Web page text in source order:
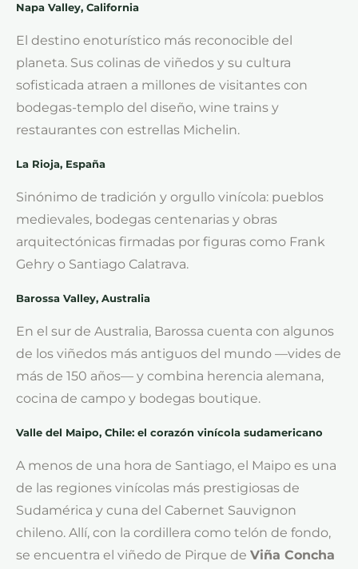
Napa Valley, California
El destino enoturístico más reconocible del
planeta. Sus colinas de viñedos y su cultura
sofisticada atraen a millones de visitantes con
bodegas-templo del diseño, wine trains y
restaurantes con estrellas Michelin.
La Rioja, España
Sinónimo de tradición y orgullo vinícola: pueblos
medievales, bodegas centenarias y obras
arquitectónicas firmadas por figuras como Frank
Gehry o Santiago Calatrava.
Barossa Valley, Australia
En el sur de Australia, Barossa cuenta con algunos
de los viñedos más antiguos del mundo —vides de
más de 150 años— y combina herencia alemana,
cocina de campo y bodegas boutique.
Valle del Maipo, Chile: el corazón vinícola sudamericano
A menos de una hora de Santiago, el Maipo es una
de las regiones vinícolas más prestigiosas de
Sudamérica y cuna del Cabernet Sauvignon
chileno. Allí, con la cordillera como telón de fondo,
se encuentra el viñedo de Pirque de Viña Concha